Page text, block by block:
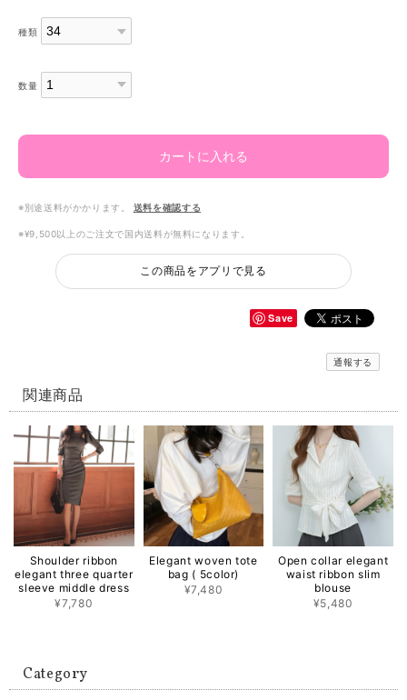
種類
数量
カートに入れる
※別途送料がかかります。 送料を確認する
※¥9,500以上のご注文で国内送料が無料になります。
この商品をアプリで見る
Save
通報する
関連商品
Shoulder ribbon
elegant three quarter
sleeve middle dress
¥7,780
Elegant woven tote
bag ( 5color)
¥7,480
Open collar elegant
waist ribbon slim
blouse
¥5,480
Category